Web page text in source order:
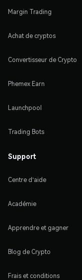
Margin Trading
Achat de cryptos
Convertisseur de Crypto
Phemex Earn
Launchpool
Trading Bots
Support
Centre d'aide
Académie
Apprendre et gagner
Blog de Crypto
Frais et conditions